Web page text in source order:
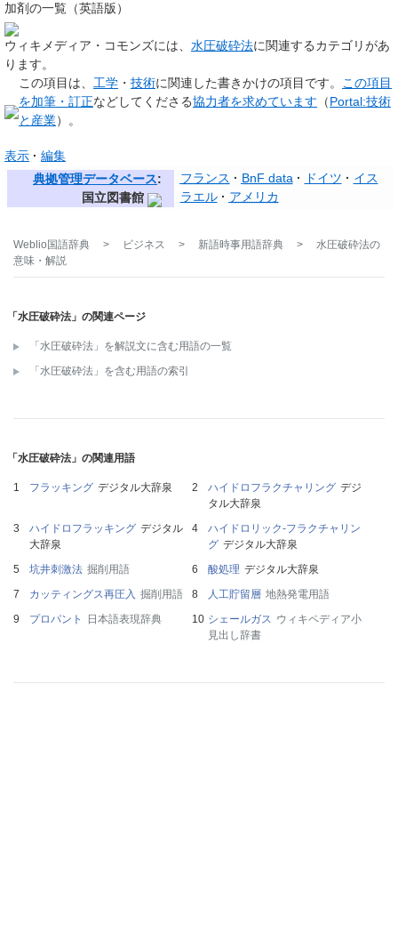
加剤の一覧（英語版）
ウィキメディア・コモンズには、 水圧破砕法に関連するカテゴリがあ
ります。
この項目は、 工学 ・ 技術に関連した書きかけの項目 です。 この項目
を加筆・訂正などしてくださる協力者を求めています （Portal:技術
と産業）。
表示
編集
典拠管理データベース:
国立図書館
フランス BnF data ドイツ
イス
ラエル
アメリカ
Weblio国語辞典 > ビジネス > 新語時事用語辞典 > 水圧破砕法の
意味・解説
「水圧破砕法」の関連ページ
「水圧破砕法」を解説文に含む用語の一覧
「水圧破砕法」を含む用語の索引
「水圧破砕法」の関連用語
フラッキング デジタル大辞泉 ハイドロフラクチャリング デジ
タル大辞泉
ハイドロフラッキング デジタル
大辞泉
ハイドロリック‐フラクチャリン
グ デジタル大辞泉
坑井刺激法 掘削用語 酸処理 デジタル大辞泉
カッティングス再圧入 掘削用語 人工貯留層 地熱発電用語
プロパント
日本語表現辞典 シェールガス ウィキペディア小
見出し辞書